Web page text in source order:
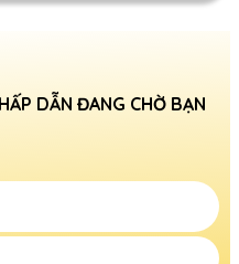
DẪN ĐANG CHỜ BẠN